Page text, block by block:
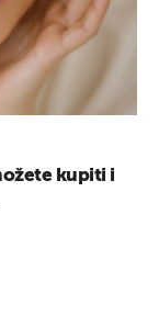
kupiti i